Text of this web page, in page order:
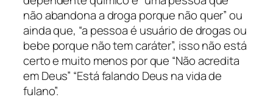
não abandona a droga porque não quer” ou
ainda que, “a pessoa é usuário de drogas ou
bebe porque não tem caráter”, isso não está
certo e muito menos por que “Não acredita
em Deus” “Está falando Deus na vida de
fulano”.